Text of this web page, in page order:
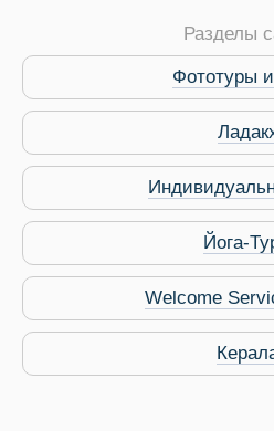
Разделы
Фототуры
Йога-
Welcome